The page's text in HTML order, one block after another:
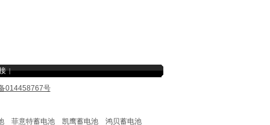
014458767号
|
菲意特蓄电池 凯鹰蓄电池 鸿贝蓄电池